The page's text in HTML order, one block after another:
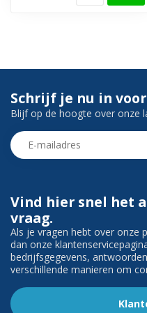
Vind hier snel het
vraag.
Als je vragen hebt over onze
dan onze
bedrijfsgegevens,
verschillende manieren om
Schrijf je nu in
Blijf op de hoogte over onze